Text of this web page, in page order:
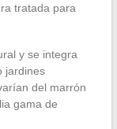
tratada para
y se integra
jardines
del marrón
gama de